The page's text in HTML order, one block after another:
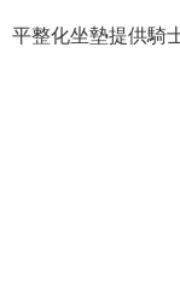
平整化坐墊提供騎